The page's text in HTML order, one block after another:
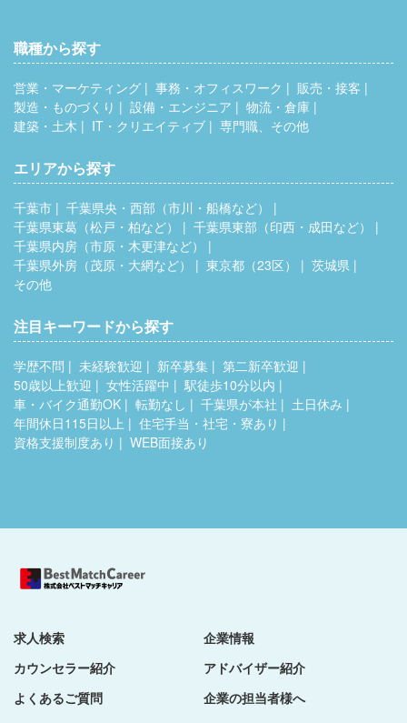
職種から探す
営業・マーケティング 事務・オフィスワーク
販売・接客
製造・ものづくり
設備・エンジニア
物流・倉庫
建築・土木
IT・クリエイティブ 専門職、その他
エリアから探す
千葉市
千葉県央・西部（市川・船橋など）
千葉県東葛（松戸・柏など）
千葉県東部（印西・成田など）
千葉県内房（市原・木更津など）
千葉県外房（茂原・大網など）
東京都（23区）
茨城県
その他
注目キーワードから探す
学歴不問 未経験歓迎 新卒募集
第二新卒歓迎
50歳以上歓迎
女性活躍中
駅徒歩10分以内
車・バイク通勤OK
転勤なし 千葉県が本社
土日休み
年間休日115日以上
住宅手当・社宅・寮あり
資格支援制度あり
WEB面接あり
求人検索
企業情報
カウンセラー紹介
アドバイザー紹介
よくあるご質問
企業の担当者様へ